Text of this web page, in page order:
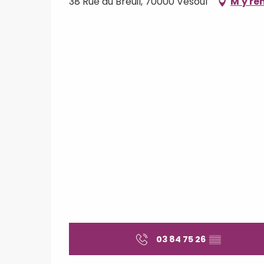
03 84 75 26 ▒▒